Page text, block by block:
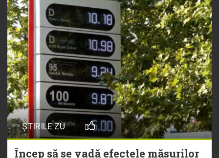
ȘTIRILE ZU
Încep să se vadă efectele măsurilor